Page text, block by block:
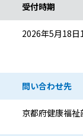
受付時期
2026年5月18
問い合わせ先
京都府健康福